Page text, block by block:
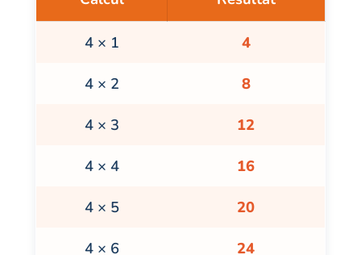
4 × 1 4
4 × 2 8
4 × 3 12
4 × 4 16
4 × 5 20
4 × 6 24